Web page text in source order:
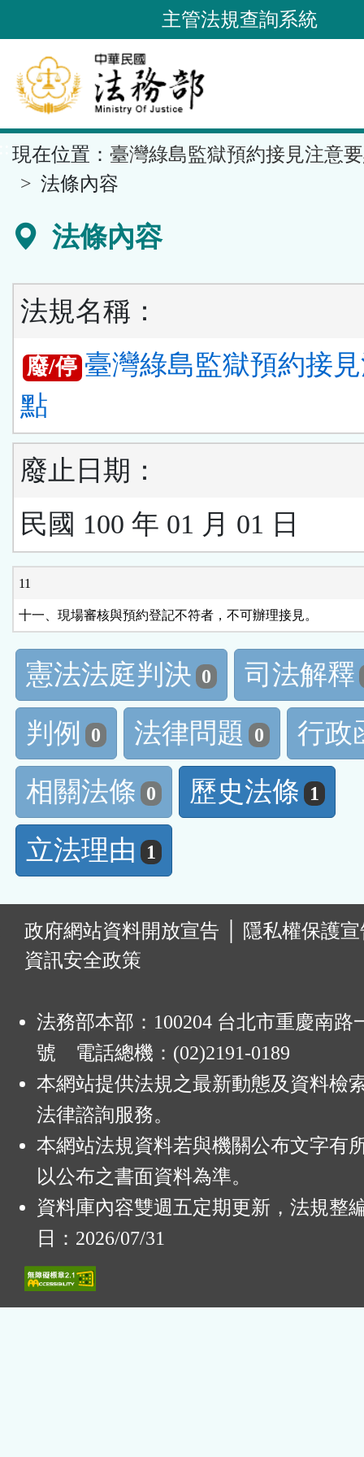
到
要
內
容
區
塊
主管法規查詢系統
現在位置： 臺灣綠島監獄預約接見注意
法條內容
法條內容
法規名稱：
廢/停 臺灣綠島監獄預約接
點
廢止日期：
民國 100 年 01 月 01 日
11
十一、現場審核與預約登記不符者，不可辦理接見。
憲法法庭判決 0
司法解釋
判例
0 法律問題 0
行政
相關法條 0 歷史法條 1
立法理由 1
政府網站資料開放宣告
隱私權保護
資訊安全政策
法務部本部：100204 台北市重慶南路
號 電話總機：(02)2191-0189
本網站提供法規之最新動態及資料檢
法律諮詢服務。
本網站法規資料若與機關公布文字有
以公布之書面資料為準。
資料庫內容雙週五定期更新，法規整
日：2026/07/31